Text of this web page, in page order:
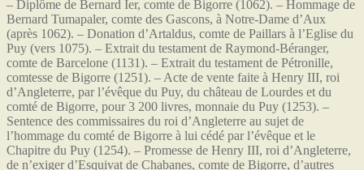
– Diplôme de Bernard Ier, comte de Bigorre (1062). – Hommage de
Bernard Tumapaler, comte des Gascons, à Notre-Dame d’Aux
(après 1062). – Donation d’Artaldus, comte de Paillars à l’Eglise du
Puy (vers 1075). – Extrait du testament de Raymond-Béranger,
comte de Barcelone (1131). – Extrait du testament de Pétronille,
comtesse de Bigorre (1251). – Acte de vente faite à Henry III, roi
d’Angleterre, par l’évêque du Puy, du château de Lourdes et du
comté de Bigorre, pour 3 200 livres, monnaie du Puy (1253). –
Sentence des commissaires du roi d’Angleterre au sujet de
l’hommage du comté de Bigorre à lui cédé par l’évêque et le
Chapitre du Puy (1254). – Promesse de Henry III, roi d’Angleterre,
de n’exiger d’Esquivat de Chabanes, comte de Bigorre, d’autres